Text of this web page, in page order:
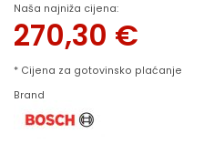
Naša najniža cijena:
270,30 €
* Cijena za gotovinsko plaćanje
Brand